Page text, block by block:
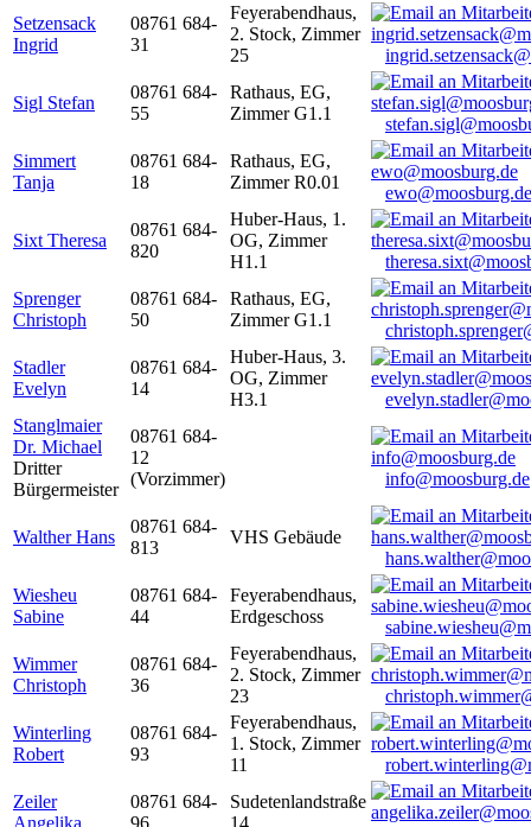
Setzensack
Ingrid
08761 684-
31
Feyerabendhaus,
2. Stock, Zimmer
25
Sigl Stefan
08761 684-
55
Rathaus, EG,
Zimmer G1.1
Simmert
Tanja
08761 684-
18
Rathaus, EG,
Zimmer R0.01
ewo@moosburg.de
Sixt Theresa
08761 684-
820
Huber-Haus, 1.
OG, Zimmer
H1.1
Sprenger
Christoph
08761 684-
50
Rathaus, EG,
Zimmer G1.1
Stadler
Evelyn
08761 684-
14
Huber-Haus, 3.
OG, Zimmer
H3.1
Stanglmaier
Dr. Michael
Dritter
Bürgermeister
08761 684-
12
(Vorzimmer)
info@moosburg.de
Walther Hans
08761 684-
813
VHS Gebäude
Wiesheu
Sabine
08761 684-
44
Feyerabendhaus,
Erdgeschoss
Wimmer
Christoph
08761 684-
36
Feyerabendhaus,
2. Stock, Zimmer
23
Winterling
Robert
08761 684-
93
Feyerabendhaus,
1. Stock, Zimmer
11
Zeiler
Angelika
08761 684-
96
Sudetenlandstraße
14